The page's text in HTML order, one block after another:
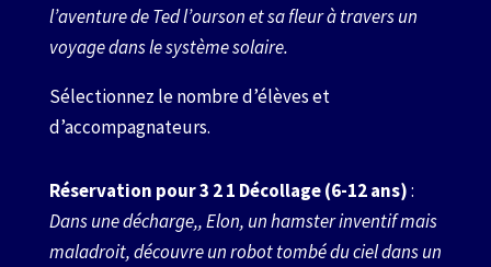
l’aventure de Ted l’ourson et sa fleur à travers un
voyage dans le système solaire.
Sélectionnez le nombre d’élèves et
d’accompagnateurs.
Réservation pour 3 2 1 Décollage (6-12 ans):
Dans une décharge,, Elon, un hamster inventif mais
maladroit, découvre un robot tombé du ciel dans un